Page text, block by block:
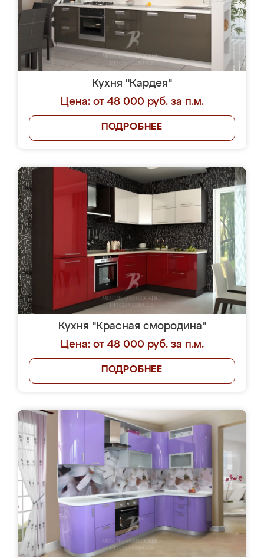
Кухня "Кардея"
Цена: от 48 000 руб. за п.м.
ПОДРОБНЕЕ
Кухня "Красная смородина"
Цена: от 48 000 руб. за п.м.
ПОДРОБНЕЕ